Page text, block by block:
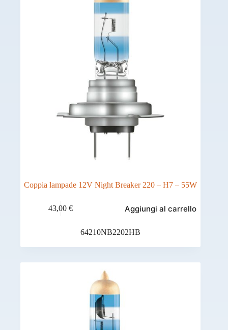
Coppia lampade 12V Night Breaker 220 – H7 – 55W
43,00 € Aggiungi al carrello
64210NB2202HB